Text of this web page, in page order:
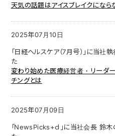
天気の話題はアイスブレイクになら
2025年07月10日
「日経ヘルスケア（7月号）」に当
た
変わり始めた医療経営者・リーダ
チングとは
2025年07月09日
「NewsPicks+ｄ」に当社会長 鈴